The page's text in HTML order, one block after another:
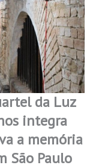
da Luz
integra
a memória
São Paulo